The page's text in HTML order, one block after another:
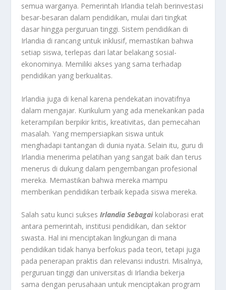
semua warganya. Pemerintah Irlandia telah berinvestasi
besar-besaran dalam pendidikan, mulai dari tingkat
dasar hingga perguruan tinggi. Sistem pendidikan di
Irlandia di rancang untuk inklusif, memastikan bahwa
setiap siswa, terlepas dari latar belakang sosial-
ekonominya. Memiliki akses yang sama terhadap
pendidikan yang berkualitas.
Irlandia juga di kenal karena pendekatan inovatifnya
dalam mengajar. Kurikulum yang ada menekankan pada
keterampilan berpikir kritis, kreativitas, dan pemecahan
masalah. Yang mempersiapkan siswa untuk
menghadapi tantangan di dunia nyata. Selain itu, guru di
Irlandia menerima pelatihan yang sangat baik dan terus
menerus di dukung dalam pengembangan profesional
mereka. Memastikan bahwa mereka mampu
memberikan pendidikan terbaik kepada siswa mereka.
Salah satu kunci suksesIrlandia Sebagaikolaborasi erat
antara pemerintah, institusi pendidikan, dan sektor
swasta. Hal ini menciptakan lingkungan di mana
pendidikan tidak hanya berfokus pada teori, tetapi juga
pada penerapan praktis dan relevansi industri. Misalnya,
perguruan tinggi dan universitas di Irlandia bekerja
sama dengan perusahaan untuk menciptakan program